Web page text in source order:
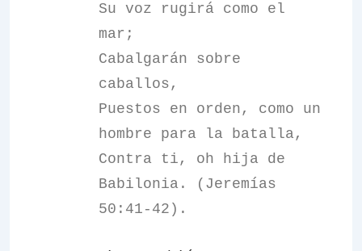
Su voz rugirá como el
mar;
Cabalgarán sobre
caballos,
Puestos en orden, como un
hombre para la batalla,
Contra ti, oh hija de
Babilonia. (Jeremías
50:41-42).